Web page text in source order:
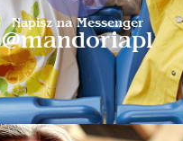
Napisz na Messenger
@mandoriapl